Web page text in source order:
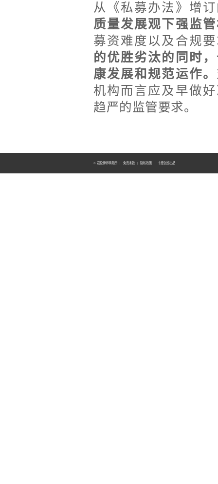
从《私募办法》增
质量发展观下强监
募资难度以及合规
的优胜劣汰的同时
康发展和规范运作。
机构而言应及早做
趋严的监管要求。
© 君伦律师事务所 | 免责条款 | 隐私政策 | 十度创想出品